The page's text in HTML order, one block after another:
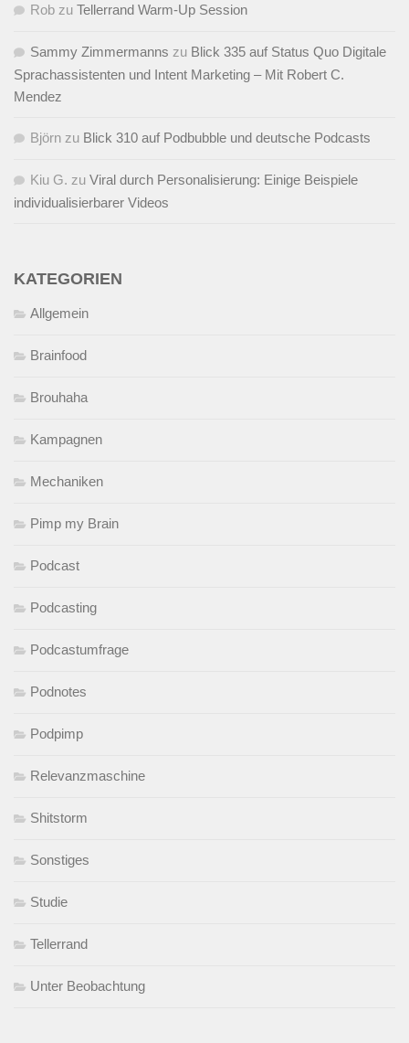
Rob zu Tellerrand Warm-Up Session
Sammy Zimmermanns zu Blick 335 auf Status Quo Digitale
Sprachassistenten und Intent Marketing – Mit Robert C.
Mendez
Björn zu Blick 310 auf Podbubble und deutsche Podcasts
Kiu G. zu Viral durch Personalisierung: Einige Beispiele
individualisierbarer Videos
KATEGORIEN
Allgemein
Brainfood
Brouhaha
Kampagnen
Mechaniken
Pimp my Brain
Podcast
Podcasting
Podcastumfrage
Podnotes
Podpimp
Relevanzmaschine
Shitstorm
Sonstiges
Studie
Tellerrand
Unter Beobachtung